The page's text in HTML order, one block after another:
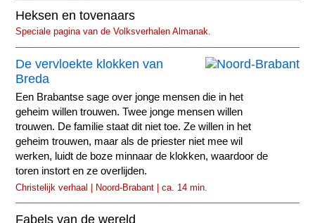
Heksen en tovenaars
Speciale pagina van de Volksverhalen Almanak.
De vervloekte klokken van
Breda
Een Brabantse sage over jonge mensen die in het
geheim willen trouwen. Twee jonge mensen willen
trouwen. De familie staat dit niet toe. Ze willen in het
geheim trouwen, maar als de priester niet mee wil
werken, luidt de boze minnaar de klokken, waardoor de
toren instort en ze overlijden.
Christelijk verhaal | Noord-Brabant | ca. 14 min.
Fabels van de wereld